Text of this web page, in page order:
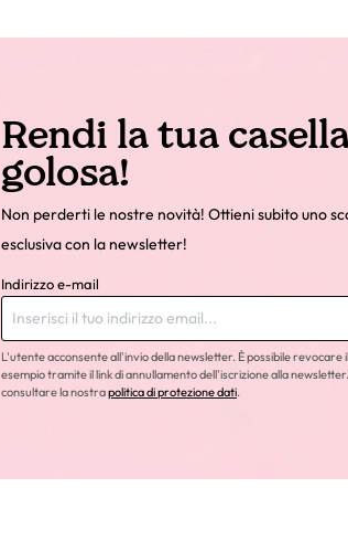
Rendi la tua
golosa!
Non perderti le nostre novità! Ottieni subito uno
esclusiva con la newsletter!
Indirizzo e-mail
L'utente acconsente all'invio della newsletter. È possibile revocare
esempio tramite il link di annullamento dell'iscrizione alla
consultare la nostrapolitica di protezione dati.